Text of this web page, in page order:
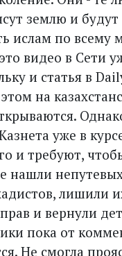
землю и будут
ислам по всему
видео в Сети
и статья в
на
уже в
и требуют,
нашли
лишили
и вернули
пока от
Не смогла